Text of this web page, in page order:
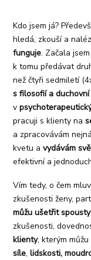
Kdo jsem já?
hledá, zkouší a
funguje. Začala
k tomu předávat
než čtyři sedmiletí
s filosofií a
v
pracuji s klienty na
a zpracovávám
kvetu avydávám
efektivní a
Vím tedy, o čem
zkušenosti ženy,
můžu ušetřit
zkušenosti,
klienty, kterým
síle,lidskosti,